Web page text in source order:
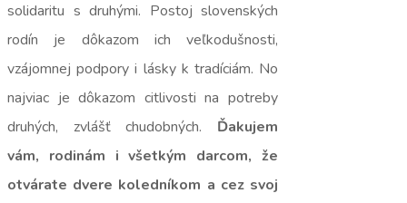
solidaritu s druhými. Postoj slovenských
rodín je dôkazom ich veľkodušnosti,
vzájomnej podpory i lásky k tradíciám. No
najviac je dôkazom citlivosti na potreby
druhých, zvlášť chudobných. Ďakujem
vám, rodinám i všetkým darcom, že
otvárate dvere koledníkom a cez svoj